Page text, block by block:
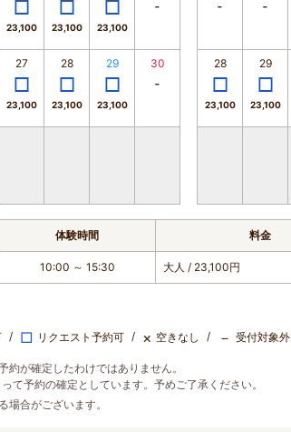
23,100 23,100 23,100
27
23,100
28
23,100
29
23,100
30 28
23,100
29
23,100
体験時間 料金
10:00 ～ 15:30 大人 / 23,100円
□ リクエスト予約可 × 空きなし － 受付対象外
約が確定したわけではありません。
て予約の確定としています。予めご了承ください。
場合がございます。